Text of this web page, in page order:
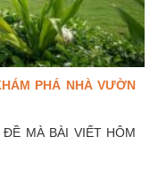
PHÁ NHÀ VƯỜN
MÀ BÀI VIẾT HÔM